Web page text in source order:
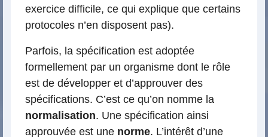
exercice difficile, ce qui explique que certains
protocoles n’en disposent pas).
Parfois, la spécification est adoptée
formellement par un organisme dont le rôle
est de développer et d’approuver des
spécifications. C’est ce qu’on nomme la
normalisation. Une spécification ainsi
approuvée est une norme. L’intérêt d’une